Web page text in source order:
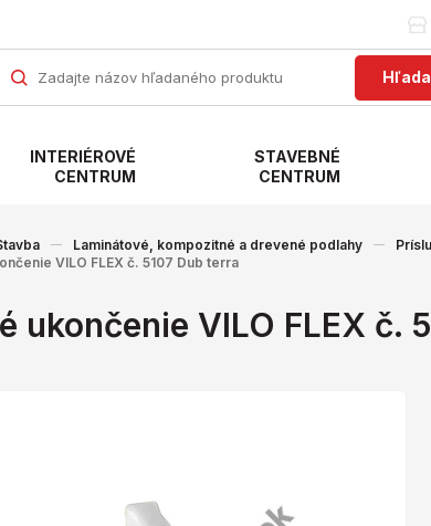
INTERIÉROVÉ
CENTRUM
STAVEBNÉ
CENTRUM
Laminátové, kompozitné a drevené podlahy
VILO FLEX č. 5107 Dub terra
ukončenie VILO FLEX č.